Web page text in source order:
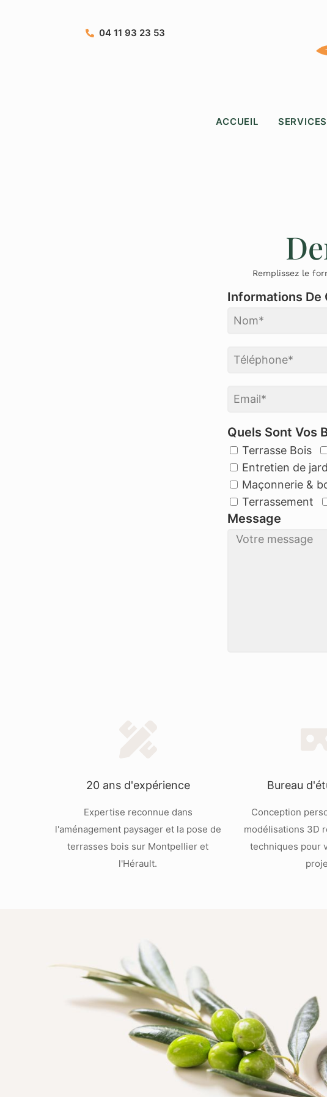
04 11 93 23 53
ACCUEIL SERVICES
Remplissez le
Informations De
Quels Sont Vos
Terrasse Bois
Entretien de
Maçonnerie &
Terrassement
Message
20 ans d'expérience
Expertise reconnue dans
l'aménagement paysager et la pose de
terrasses bois sur Montpellier et
l'Hérault.
Bureau
Conception
modélisations 3D
techniques pour